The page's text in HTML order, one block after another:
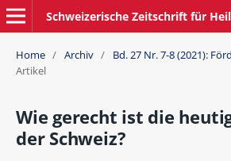
Schweizerische Zeitschrift für
Home / Archiv / Bd. 27 Nr. 7-8 (2021):
Artikel
Wie gerecht ist die
der Schweiz?